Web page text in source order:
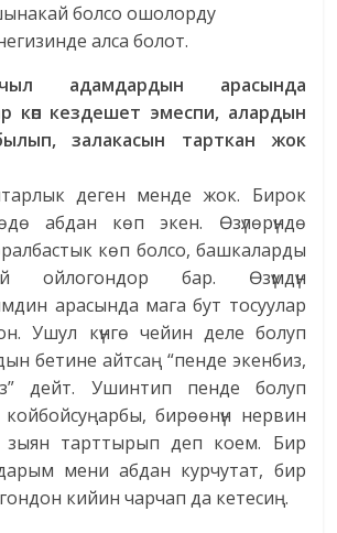
болсо ошолорду
алса болот.
адамдардын арасында
көп кездешет эмеспи, алардын
залакасын тарткан жок
деген менде жок. Бирок
абдан көп экен. Өзүлөрүндө
көп болсо, башкаларды
ойлогондор бар. Өзүмдүн
арасында мага бут тосуулар
Ушул күнгө чейин деле болуп
бетине айтсаң “пенде экенбиз,
дейт. Ушинтип пенде болуп
бирөөнүн нервин
зыян тарттырып деп коем. Бир
мени абдан курчутат, бир
кийин чарчап да кетесиң.